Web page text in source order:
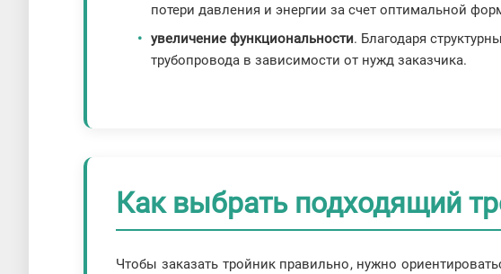
потери давления и энергии за счет оптимальной
увеличение функциональности. Благодаря
трубопровода в зависимости от нужд заказчика.
Как выбрать подходящий
Чтобы заказать тройник правильно, нужно